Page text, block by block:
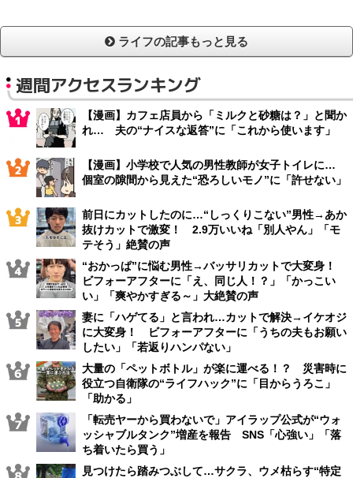
ライフの記事もっと見る
週間アクセスランキング
【漫画】カフェ店員から「ミルクと砂糖は？」と聞か
れ… 夫の“ナイスな返答”に「これから使います」
【漫画】小学校で人気の男性教師が女子トイレに…
個室の隙間から見えた“恐ろしいモノ”に「許せない」
前日にカットしたのに…“しっくりこない”男性→あか
抜けカットで激変！ 2.9万いいね「別人やん」「モ
テそう」絶賛の声
“おかっぱ”に悩む男性→バッサリカットで大変身！
ビフォーアフターに「え、同じ人！？」「かっこい
い」「爽やかすぎる～」大絶賛の声
妻に「ハゲてる」と言われ…カットで解決→イケオジ
に大変身！ ビフォーアフターに「うちの夫もお願い
したい」「若返りハンパない」
大量の「ペットボトル」が楽に運べる！？ 災害時に
役立つ自衛隊の“ライフハック”に「目からうろこ」
「助かる」
「転売ヤーから買わないで」アイラップ公式が“ウォ
ッシャブルタンク”増産を報告 SNS「心強い」「落
ち着いたら買う」
見つけたら踏みつぶして…サクラ、ウメ枯らす“特定